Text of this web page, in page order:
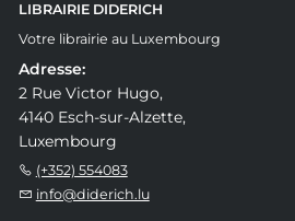
LIBRAIRIE DIDERICH
Votre librairie au Luxembourg
Adresse:
2 Rue Victor Hugo,
4140 Esch-sur-Alzette,
Luxembourg
(+352) 554083
info@diderich.lu